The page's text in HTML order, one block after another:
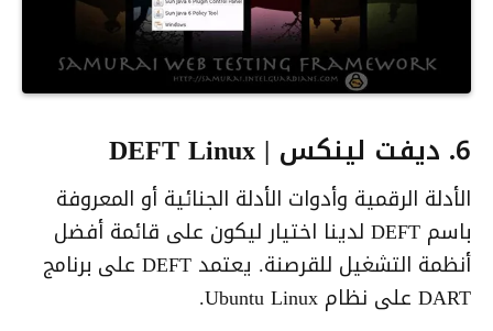
6. ديفت لينكس | DEFT Linux
الأدلة الرقمية وأدوات الأدلة الجنائية أو المعروفة
باسم DEFT لدينا اختيار ليكون على قائمة أفضل
أنظمة التشغيل للقرصنة. يعتمد DEFT على برنامج
DART على نظام Ubuntu Linux.